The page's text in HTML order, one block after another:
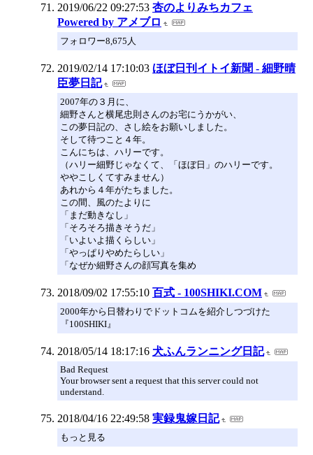
2019/06/22 09:27:53 杏のよりみちカフェ
Powered by アメブロ
フォロワー8,675人
2019/02/14 17:10:03 ほぼ日刊イトイ新聞 - 細野晴
臣夢日記
2007年の３月に、
細野さんと横尾忠則さんのお宅にうかがい、
この夢日記の、さし絵をお願いしました。
そして待つこと４年。
こんにちは、ハリーです。
（ハリー細野じゃなくて、「ほぼ日」のハリーです。
ややこしくてすみません）
あれから４年がたちました。
この間、風のたよりに
「まだ動きなし」
「そろそろ描きそうだ」
「いよいよ描くらしい」
「やっぱりやめたらしい」
「なぜか細野さんの顔写真を集め
2018/09/02 17:55:10 百式 - 100SHIKI.COM
2000年から日替わりでドットコムを紹介しつづけた
『100SHIKI』
2018/05/14 18:17:16 犬ふんランニング日記
Bad Request
Your browser sent a request that this server could not
understand.
2018/04/16 22:49:58 実録鬼嫁日記
もっと見る